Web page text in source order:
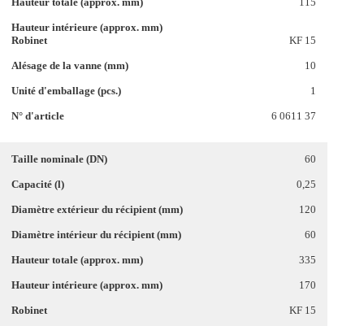
115
KF 15
10
1
6 0611 37
60
0,25
120
60
335
170
KF 15